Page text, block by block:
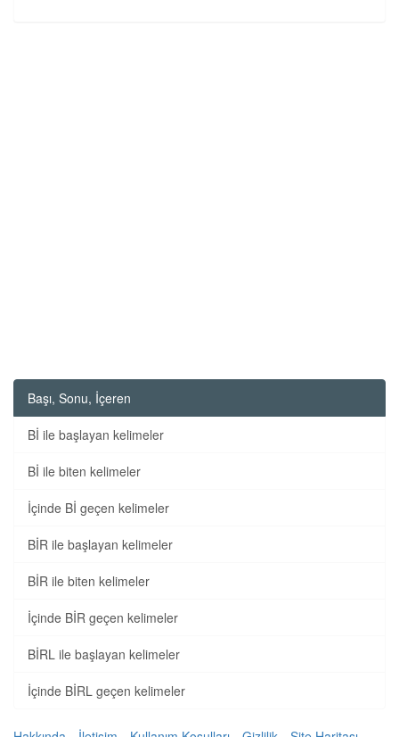
Başı, Sonu, İçeren
Bİ ile başlayan kelimeler
Bİ ile biten kelimeler
İçinde Bİ geçen kelimeler
BİR ile başlayan kelimeler
BİR ile biten kelimeler
İçinde BİR geçen kelimeler
BİRL ile başlayan kelimeler
İçinde BİRL geçen kelimeler